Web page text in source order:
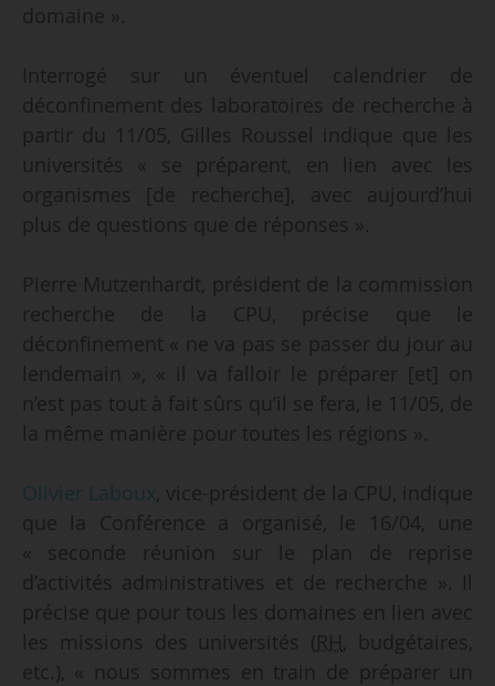
domaine ».
Interrogé sur un éventuel calendrier de
déconfinement des laboratoires de recherche à
partir du 11/05, Gilles Roussel indique que les
universités « se préparent, en lien avec les
organismes [de recherche], avec aujourd’hui
plus de questions que de réponses ».
Pierre Mutzenhardt, président de la commission
recherche de la CPU, précise que le
déconfinement « ne va pas se passer du jour au
lendemain », « il va falloir le préparer [et] on
n’est pas tout à fait sûrs qu’il se fera, le 11/05, de
la même manière pour toutes les régions ».
Olivier Laboux, vice-président de la CPU, indique
que la Conférence a organisé, le 16/04, une
« seconde réunion sur le plan de reprise
d’activités administratives et de recherche ». Il
précise que pour tous les domaines en lien avec
les missions des universités (RH, budgétaires,
etc.), « nous sommes en train de préparer un